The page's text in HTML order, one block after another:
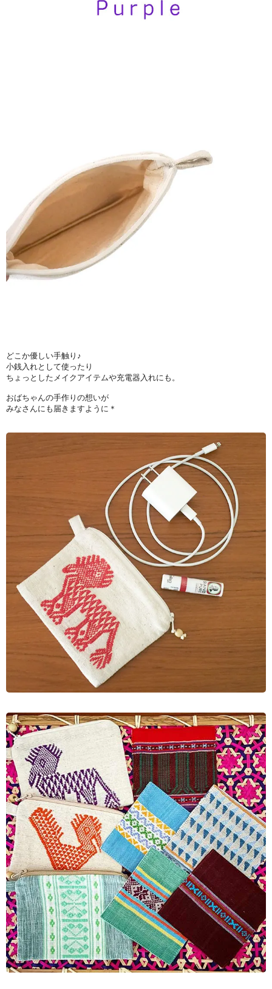
どこか優しい手触り♪
小銭入れとして使ったり
ちょっとしたメイクアイテムや充電器入れにも。
おばちゃんの手作りの想いが
みなさんにも届きますように＊